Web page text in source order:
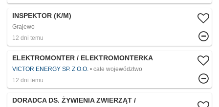
INSPEKTOR (K/M)
Grajewo
12 dni temu
ELEKTROMONTER / ELEKTROMONTERKA
VICTOR ENERGY SP. Z O.O.
całe województwo
12 dni temu
DORADCA DS. ŻYWIENIA ZWIERZĄT /